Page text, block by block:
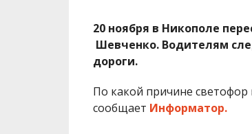
20 ноября в Никополе
Шевченко. Водителям
дороги.
По какой причине светофор
сообщает Информатор.